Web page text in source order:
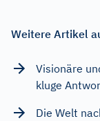
Weitere Artikel
Visionäre
kluge
Die Welt